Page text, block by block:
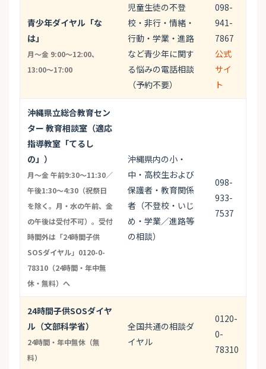
青少年ダイヤル「な
は」
月～金 9:00～12:00、
13:00～17:00
児童生徒の不登
校・非行・情緒・
行動・学業・進路
など青少年に関す
る悩みの電話相談
（予約不要）
098-
941-
7867
公式
サイ
ト
沖縄県立総合教育セン
ター 教育相談室（適応
指導教室「てるし
の」）
月〜金 午前9:30〜11:30／
午後1:30〜4:30（祝祭日
を除く。月・水の午前、金
の午後は受付不可）。受付
時間外は「24時間子供
SOSダイヤル」0120-0-
78310（24時間・年中無
休・無料）へ
沖縄県内の小・
中・高校生および
保護者・教育関係
者（不登校・いじ
め・学業／進路等
の相談）
098-
933-
7537
24時間子供SOSダイヤ
ル（文部科学省）
24時間・年中無休（無
料）
全国共通の相談ダ
イヤル
0120-
0-
78310